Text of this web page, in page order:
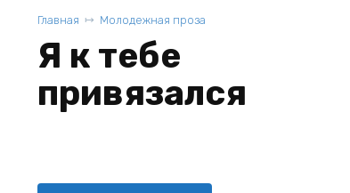
Главная Молодежная проза
Я к тебе
привязался